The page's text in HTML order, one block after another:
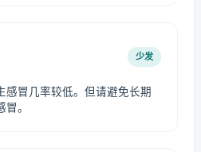
少发
感冒几率较低。但请避免长期
。